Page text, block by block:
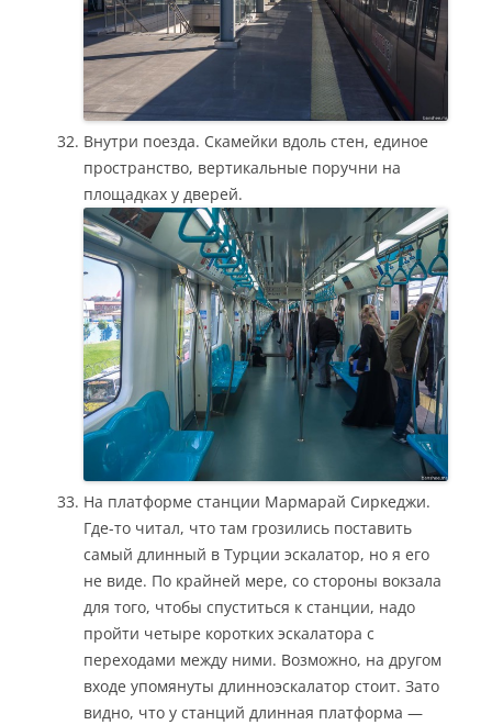
Внутри поезда. Скамейки вдоль стен, единое
пространство, вертикальные поручни на
площадках у дверей.
На платформе станции Мармарай Сиркеджи.
Где-то читал, что там грозились поставить
самый длинный в Турции эскалатор, но я его
не виде. По крайней мере, со стороны вокзала
для того, чтобы спуститься к станции, надо
пройти четыре коротких эскалатора с
переходами между ними. Возможно, на другом
входе упомянуты длинноэскалатор стоит. Зато
видно, что у станций длинная платформа —